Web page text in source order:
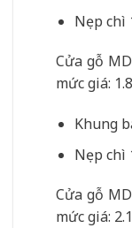
Nẹp chì
Cửa gỗ
mức giá:
Khung
Nẹp chì
Cửa gỗ
mức giá: